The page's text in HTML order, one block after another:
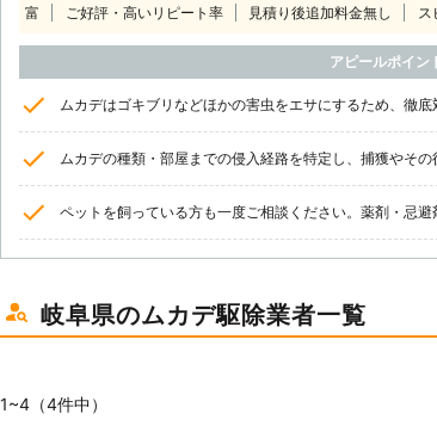
富
ご好評・高いリピート率 見積り後追加料金無し
アピールポイン
ムカデはゴキブリなどほかの害虫をエサにするため、徹底
ムカデの種類・部屋までの侵入経路を特定し、捕獲やその
ペットを飼っている方も一度ご相談ください。薬剤・忌避
岐阜県のムカデ駆除業者一覧
1~4（4件中）